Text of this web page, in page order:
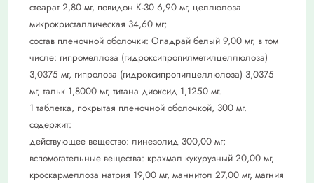
стеарат 2,80 мг, повидон К-30 6,90 мг, целлюлоза
микрокристаллическая 34,60 мг;
состав пленочной оболочки: Опадрай белый 9,00 мг, в том
числе: гипромеллоза (гидроксипропилметилцеллюлоза)
3,0375 мг, гипролоза (гидроксипропилцеллюлоза) 3,0375
мг, тальк 1,8000 мг, титана диоксид 1,1250 мг.
1 таблетка, покрытая пленочной оболочкой, 300 мг.
содержит:
действующее вещество: линезолид 300,00 мг;
вспомогательные вещества: крахмал кукурузный 20,00 мг,
кроскармеллоза натрия 19,00 мг, маннитол 27,00 мг, магния